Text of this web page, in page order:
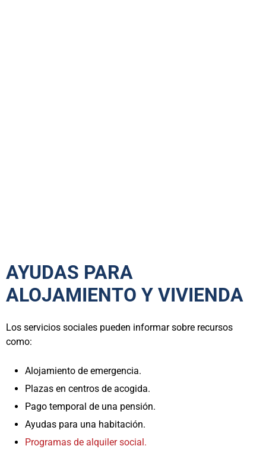
AYUDAS PARA
ALOJAMIENTO Y VIVIENDA
Los servicios sociales pueden informar sobre recursos
como:
Alojamiento de emergencia.
Plazas en centros de acogida.
Pago temporal de una pensión.
Ayudas para una habitación.
Programas de alquiler social.